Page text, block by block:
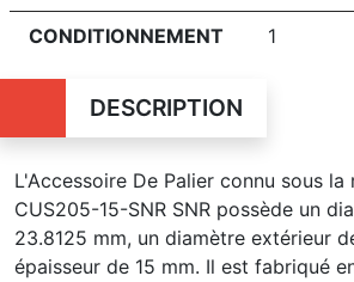
CONDITIONNEMENT 1
DESCRIPTION
L'Accessoire De Palier connu sous la
CUS205-15-SNR SNR possède un
23.8125 mm, un diamètre extérieur
épaisseur de 15 mm. Il est fabriqué